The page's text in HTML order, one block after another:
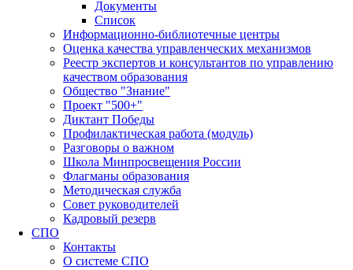
Документы
Список
Информационно-библиотечные центры
Оценка качества управленческих механизмов
Реестр экспертов и консультантов по управлению
качеством образования
Общество "Знание"
Проект "500+"
Диктант Победы
Профилактическая работа (модуль)
Разговоры о важном
Школа Минпросвещения России
Флагманы образования
Методическая служба
Совет руководителей
Кадровый резерв
СПО
Контакты
О системе СПО